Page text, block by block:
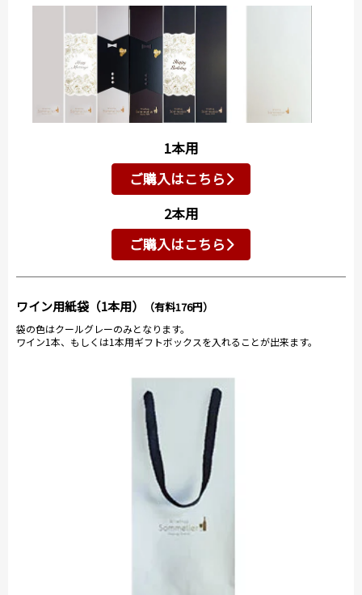
1本用
ご購入はこちら
2本用
ご購入はこちら
ワイン用紙袋（1本用） （有料176円）
袋の色はクールグレーのみとなります。
ワイン1本、もしくは1本用ギフトボックスを入れることが出来ます。